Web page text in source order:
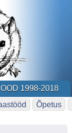
1998-2018
Õpetus